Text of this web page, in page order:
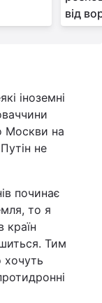
від
іноземні
Москви на
не
починає
то я
країн
Тим